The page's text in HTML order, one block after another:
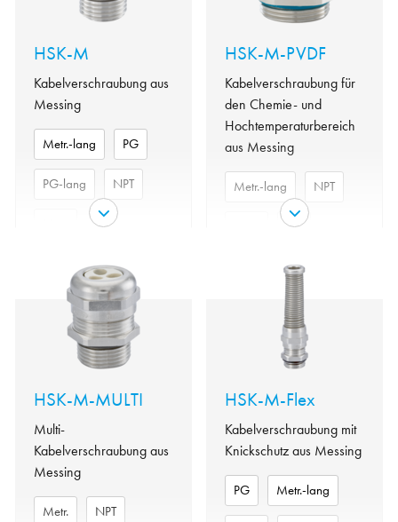
HSK-M
Kabelverschraubung aus
Messing
Metr.-lang PG
PG-lang NPT
Formdichtung NBR
Klemmeinsatz
Polyamid
V0 nach
UL94
Material
Messing
Messing
O-Ring
IP 69 K,
HSK-M-PVDF
Kabelverschraubung für
den Chemie- und
Hochtemperaturbereich
aus Messing
Metr.-lang NPT
PG
Formdichtung
FKM
PVDF
vernickelt
Material
O-Ring
FKM
Schutzart
IP 69 K,
IP68 -
HSK-M-MULTI
Multi-
Kabelverschraubung aus
Messing
Metr. NPT
HSK-M-Flex
Kabelverschraubung mit
Knickschutz aus Messing
PG Metr.-lang